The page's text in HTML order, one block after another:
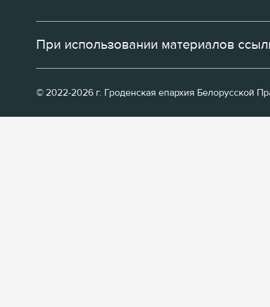
При использовании материалов
© 2022-2026 г. Гроденская епархия Белорусской